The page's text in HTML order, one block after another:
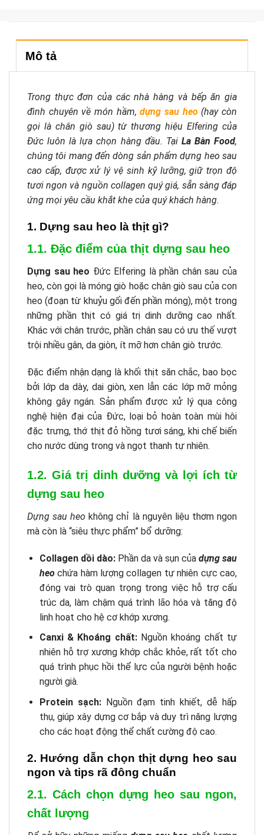
Mô tả
Trong thực đơn của các nhà hàng và bếp ăn gia
đình chuyên về món hầm,dựng sau heo(hay còn
gọi là chân giò sau) từ thương hiệu Elfering của
Đức luôn là lựa chọn hàng đầu. Tại La Bàn Food,
chúng tôi mang đến dòng sản phẩm dựng heo sau
cao cấp, được xử lý vệ sinh kỹ lưỡng, giữ trọn độ
tươi ngon và nguồn collagen quý giá, sẵn sàng đáp
ứng mọi yêu cầu khắt khe của quý khách hàng.
1. Dựng sau heo là thịt gì?
1.1. Đặc điểm của thịt dựng sau heo
Dựng sau heo Đức Elfering là phần chân sau của
heo, còn gọi là móng giò hoặc chân giò sau của con
heo (đoạn từ khuỷu gối đến phần móng), một trong
những phần thịt có giá trị dinh dưỡng cao nhất.
Khác với chân trước, phần chân sau có ưu thế vượt
trội nhiều gân, da giòn, ít mỡ hơn chân giò trước.
Đặc điểm nhận dạng là khối thịt săn chắc, bao bọc
bởi lớp da dày, dai giòn, xen lẫn các lớp mỡ mỏng
không gây ngán. Sản phẩm được xử lý qua công
nghệ hiện đại của Đức, loại bỏ hoàn toàn mùi hôi
đặc trưng, thớ thịt đỏ hồng tươi sáng, khi chế biến
cho nước dùng trong và ngọt thanh tự nhiên.
1.2. Giá trị dinh dưỡng và lợi ích từ
dựng sau heo
Dựng sau heo không chỉ là nguyên liệu thơm ngon
mà còn là “siêu thực phẩm” bổ dưỡng:
Collagen dồi dào:Phần da và sụn của dựng sau
heochứa hàm lượng collagen tự nhiên cực cao,
đóng vai trò quan trọng trong việc hỗ trợ cấu
trúc da, làm chậm quá trình lão hóa và tăng độ
linh hoạt cho hệ cơ khớp xương.
Canxi & Khoáng chất:Nguồn khoáng chất tự
nhiên hỗ trợ xương khớp chắc khỏe, rất tốt cho
quá trình phục hồi thể lực của người bệnh hoặc
người già.
Protein sạch:Nguồn đạm tinh khiết, dễ hấp
thụ, giúp xây dựng cơ bắp và duy trì năng lượng
cho các hoạt động thể chất cường độ cao.
2. Hướng dẫn chọn thịt dựng heo sau
ngon và tips rã đông chuẩn
2.1. Cách chọn dựng heo sau ngon,
chất lượng